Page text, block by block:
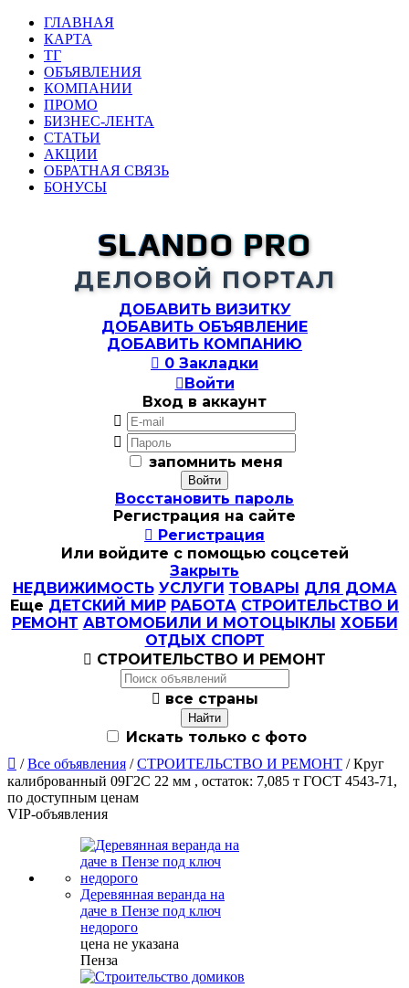
ГЛАВНАЯ
КАРТА
ТГ
ОБЪЯВЛЕНИЯ
КОМПАНИИ
ПРОМО
БИЗНЕС-ЛЕНТА
СТАТЬИ
АКЦИИ
ОБРАТНАЯ СВЯЗЬ
БОНУСЫ
SLANDO PRO
ДЕЛОВОЙ ПОРТАЛ
ДОБАВИТЬ ВИЗИТКУ
ДОБАВИТЬ ОБЪЯВЛЕНИЕ
ДОБАВИТЬ КОМПАНИЮ
 0 Закладки
Войти
Вход в аккаунт


запомнить меня
Восстановить пароль
Регистрация на сайте
 Регистрация
Или войдите с помощью соцсетей
Закрыть
НЕДВИЖИМОСТЬ УСЛУГИ ТОВАРЫ ДЛЯ ДОМА
Еще ДЕТСКИЙ МИР РАБОТА СТРОИТЕЛЬСТВО И
РЕМОНТ АВТОМОБИЛИ И МОТОЦЫКЛЫ ХОББИ
ОТДЫХ СПОРТ
 СТРОИТЕЛЬСТВО И РЕМОНТ
 все страны
Искать только с фото
 /Все объявления /СТРОИТЕЛЬСТВО И РЕМОНТ / Круг
калиброванный 09Г2С 22 мм , остаток: 7,085 т ГОСТ 4543-71,
по доступным ценам
VIP-объявления
Деревянная веранда на
даче в Пензе под ключ
недорого
цена не указана
Пенза